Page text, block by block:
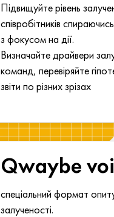
Підвищуйте рівень
співробітників
з фокусом на дії.
Визначайте драйвери
команд, перевіряйте
звіти по різних зрізах
Qwaybe
спеціальний формат
залученості.